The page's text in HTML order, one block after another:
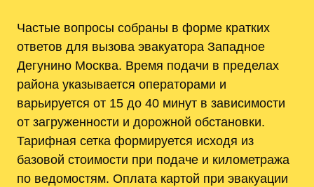
Частые вопросы собраны в форме кратких
ответов для вызова эвакуатора Западное
Дегунино Москва. Время подачи в пределах
района указывается операторами и
варьируется от 15 до 40 минут в зависимости
от загруженности и дорожной обстановки.
Тарифная сетка формируется исходя из
базовой стоимости при подаче и километража
по ведомостям. Оплата картой при эвакуации